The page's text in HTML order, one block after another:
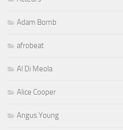
Adam Bomb
afrobeat
Al Di Meola
Alice Cooper
Angus Young